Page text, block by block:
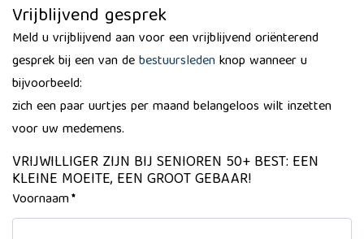
Vrijblijvend gesprek
Meld u vrijblijvend aan voor een vrijblijvend oriënterend
gesprek bij een van debestuursledenknop wanneer u
bijvoorbeeld:
zich een paar uurtjes per maand belangeloos wilt inzetten
voor uw medemens.
VRIJWILLIGER ZIJN BIJ SENIOREN 50+ BEST: EEN
KLEINE MOEITE, EEN GROOT GEBAAR!
Voornaam*